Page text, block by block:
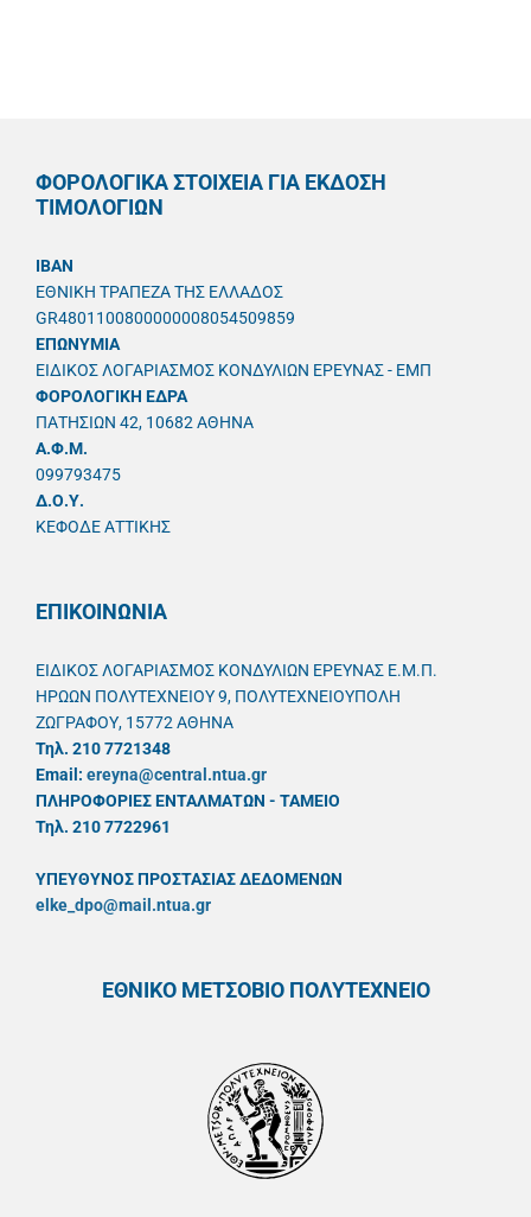
ΦΟΡΟΛΟΓΙΚΑ ΣΤΟΙΧΕΙΑ ΓΙΑ ΕΚΔΟΣΗ
ΤΙΜΟΛΟΓΙΩΝ
IBAN
ΕΘΝΙΚΗ ΤΡΑΠΕΖΑ ΤΗΣ ΕΛΛΑΔΟΣ
GR4801100800000008054509859
ΕΠΩΝΥΜΙΑ
ΕΙΔΙΚΟΣ ΛΟΓΑΡΙΑΣΜΟΣ ΚΟΝΔΥΛΙΩΝ ΕΡΕΥΝΑΣ - ΕΜΠ
ΦΟΡΟΛΟΓΙΚΗ ΕΔΡΑ
ΠΑΤΗΣΙΩΝ 42, 10682 ΑΘΗΝΑ
A.Φ.Μ.
099793475
Δ.Ο.Υ.
ΚΕΦΟΔΕ ΑΤΤΙΚΗΣ
ΕΠΙΚΟΙΝΩΝΙΑ
ΕΙΔΙΚΟΣ ΛΟΓΑΡΙΑΣΜΟΣ ΚΟΝΔΥΛΙΩΝ ΕΡΕΥΝΑΣ Ε.Μ.Π.
ΗΡΩΩΝ ΠΟΛΥΤΕΧΝΕΙΟΥ 9, ΠΟΛΥΤΕΧΝΕΙΟΥΠΟΛΗ
ΖΩΓΡΑΦΟΥ, 15772 ΑΘΗΝΑ
Τηλ. 210 7721348
Email: ereyna@central.ntua.gr
ΠΛΗΡΟΦΟΡΙΕΣ ΕΝΤΑΛΜΑΤΩΝ - ΤΑΜΕΙΟ
Τηλ. 210 7722961
ΥΠΕΥΘYΝΟΣ ΠΡΟΣΤΑΣΙΑΣ ΔΕΔΟΜΕΝΩΝ
elke_dpo@mail.ntua.gr
ΕΘΝΙΚΟ ΜΕΤΣΟΒΙΟ ΠΟΛΥΤΕΧΝΕΙΟ